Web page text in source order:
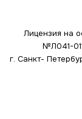
Лицензия на
№Л041-
г. Санкт-